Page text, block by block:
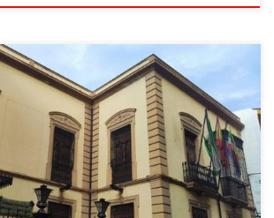
Comercio, Industria y Servicios de Linares pone
edición del proyecto Profesionales del Comercio
el objetivo de facilitar el emprendimiento y la
el sector comercial entre personas desempleadas.
para participar ya está abierto,
[Leer más]